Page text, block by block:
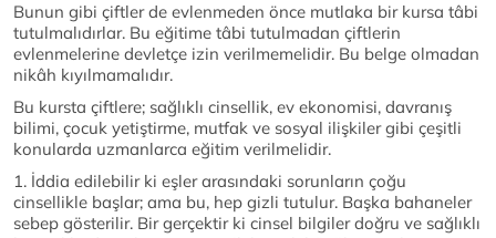
Bunun gibi çiftler de evlenmeden önce mutlaka bir kursa tâbi
tutulmalıdırlar. Bu eğitime tâbi tutulmadan çiftlerin
evlenmelerine devletçe izin verilmemelidir. Bu belge olmadan
nikâh kıyılmamalıdır.
Bu kursta çiftlere; sağlıklı cinsellik, ev ekonomisi, davranış
bilimi, çocuk yetiştirme, mutfak ve sosyal ilişkiler gibi çeşitli
konularda uzmanlarca eğitim verilmelidir.
1. İddia edilebilir ki eşler arasındaki sorunların çoğu
cinsellikle başlar; ama bu, hep gizli tutulur. Başka bahaneler
sebep gösterilir. Bir gerçektir ki cinsel bilgiler doğru ve sağlıklı